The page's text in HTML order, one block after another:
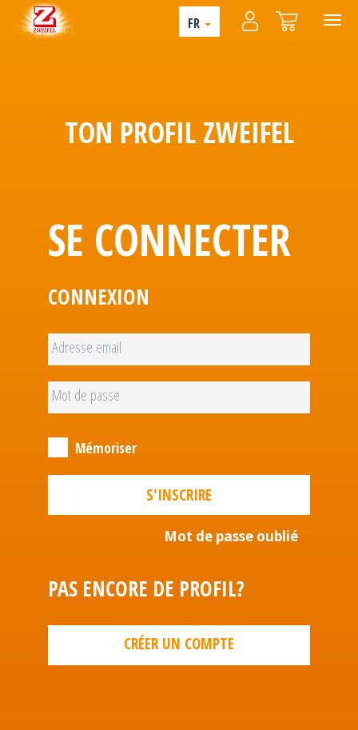
FR
TON PROFIL ZWEIFEL
SE CONNECTER
CONNEXION
Mémoriser
S'INSCRIRE
Mot de passe oublié
PAS ENCORE DE PROFIL?
CRÉER UN COMPTE